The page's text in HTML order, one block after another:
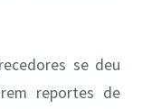
se deu
reportes de